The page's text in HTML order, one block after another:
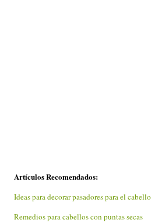
Artículos Recomendados:
Ideas para decorar pasadores para el cabello
Remedios para cabellos con puntas secas